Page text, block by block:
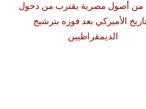
من أصول مصرية يقترب من دخول
الأميركي بعد فوزه بترشيح
الديمقراطيين